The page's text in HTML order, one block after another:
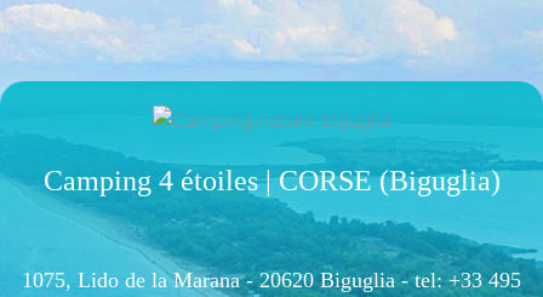
Camping 4 étoiles | CORSE (Biguglia)
1075, Lido de la Marana - 20620 Biguglia -tel: +33 495